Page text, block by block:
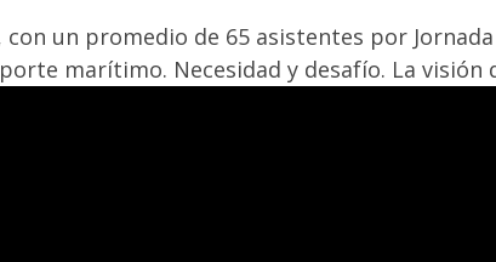
con un promedio de 65 asistentes por
marítimo. Necesidad y desafío. La visión